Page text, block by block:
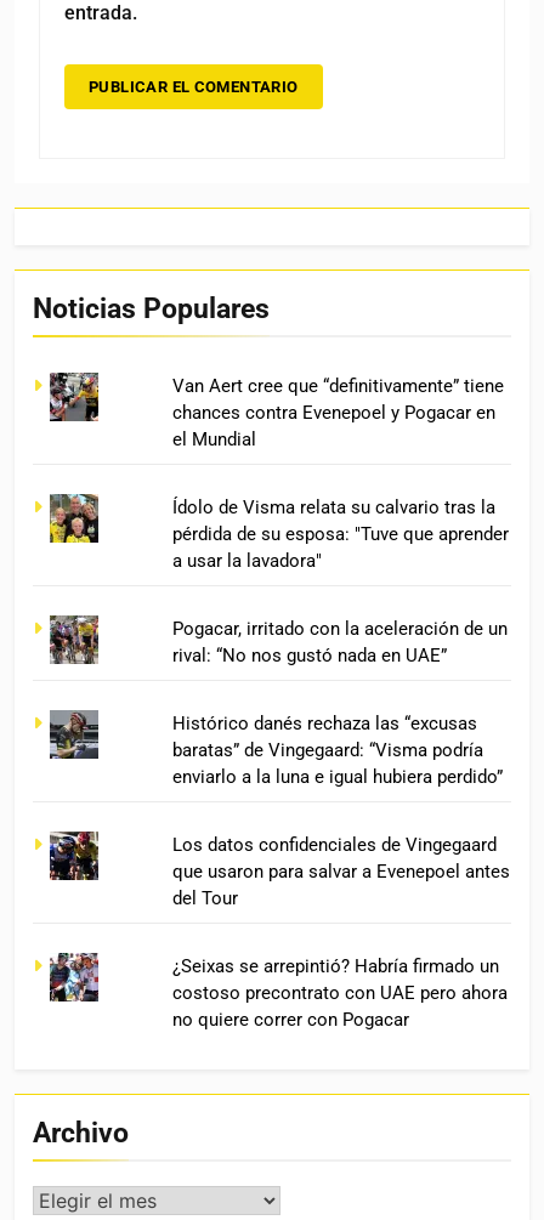
entrada.
Noticias Populares
Van Aert cree que “definitivamente” tiene
chances contra Evenepoel y Pogacar en
el Mundial
Ídolo de Visma relata su calvario tras la
pérdida de su esposa: "Tuve que aprender
a usar la lavadora"
Pogacar, irritado con la aceleración de un
rival: “No nos gustó nada en UAE”
Histórico danés rechaza las “excusas
baratas” de Vingegaard: “Visma podría
enviarlo a la luna e igual hubiera perdido”
Los datos confidenciales de Vingegaard
que usaron para salvar a Evenepoel antes
del Tour
¿Seixas se arrepintió? Habría firmado un
costoso precontrato con UAE pero ahora
no quiere correr con Pogacar
Archivo
Archivo